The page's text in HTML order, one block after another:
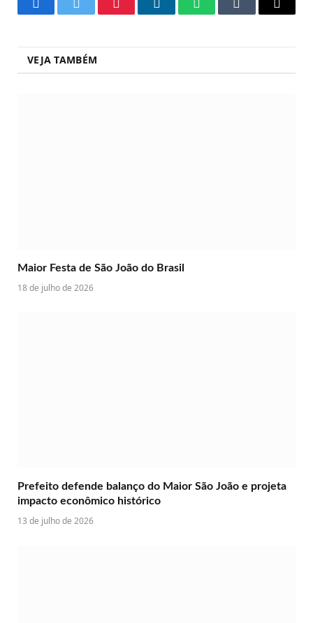
FacebookTwitter PinterestLinkedInWhatsAppTumblr Copy
VEJA TAMBÉM
Maior Festa de São João do Brasil
18 de julho de 2026
Prefeito defende balanço do Maior São João e projeta
impacto econômico histórico
13 de julho de 2026